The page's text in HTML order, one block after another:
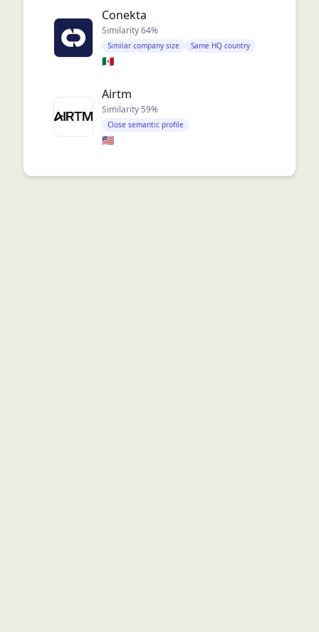
Conekta
Similarity64%
Similar company size Same HQ country
🇲🇽
Airtm
Similarity 59%
Close semantic profile
🇺🇸